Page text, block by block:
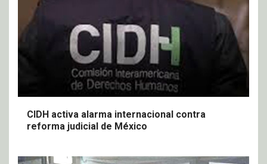
CIDH activa alarma internacional contra
reforma judicial de México